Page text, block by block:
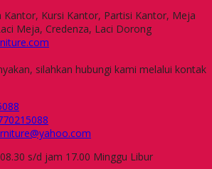
Kantor, Kursi Kantor, Partisi Kantor, Meja
Meja, Credenza, Laci Dorong
silahkan hubungi kami melalui kontak
s/d jam 17.00 Minggu Libur